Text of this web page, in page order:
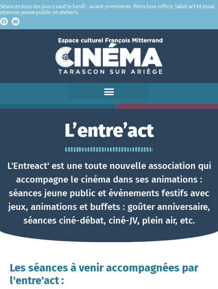
Séances tous les jours sauf le lundi : avant-premières, films box-office, label art et essai,
séances jeune public et ateliers.
L’entre’act
L'Entreact' est une toute nouvelle association qui
accompagne le cinéma dans ses animations :
séances jeune public et évènements festifs avec
jeux, animations et buffets : goûter anniversaire,
séances ciné-débat, ciné-JV, plein air, etc.
Les séances à venir accompagnées par
l'entre'act :